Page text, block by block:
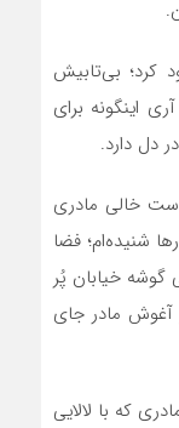
کرد؛ بی‌تابیش
اینگونه برای
دل دارد.
خالی مادری
شنیده‌ام؛ فضا
گوشه خیابان پُر
آغوش مادر جای
که با لالایی